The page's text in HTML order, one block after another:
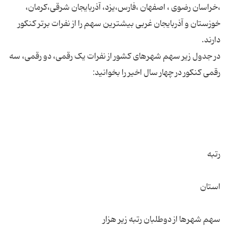
،خراسان رضوی ، اصفهان ،فارس،یزد، آذربایجان شرقی،کرمان،
خوزستان و آذربایجان غربی بیشترین سهم را از نفرات برتر کنکور
در جدول زیر سهم شهرهای کشور از نفرات یک رقمی، دو رقمی، سه